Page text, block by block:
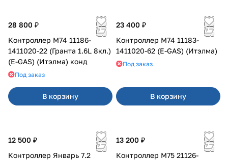
28 800 ₽
Контроллер М74 11186-
1411020-22 (Гранта 1.6L 8кл.)
(E-GAS) (Итэлма) конд
Под заказ
В корзину
23 400 ₽
Контроллер М74 11183-
1411020-62 (E-GAS) (Итэлма)
Под заказ
В корзину
12 500 ₽
Контроллер Январь 7.2
13 200 ₽
Контроллер М75 21126-